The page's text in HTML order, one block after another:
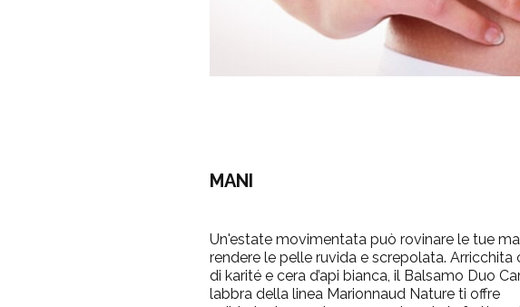
MANI
Un'estate movimentata può rovinare le tue
rendere le pelle ruvida e screpolata. Arricchita
di karité e cera d’api bianca, il Balsamo Duo
labbra della linea Marionnaud Nature ti offre